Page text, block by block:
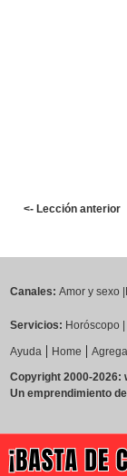
<- Lección anterior
Canales: Amor y sexo
Servicios: Horóscopo
Ayuda | Home |
Copyright 2000-2026:
Un emprendimiento